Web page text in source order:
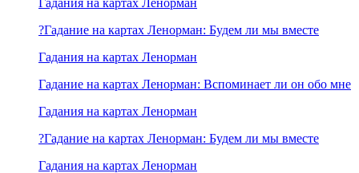
Гадания на картах Ленорман
?Гадание на картах Ленорман: Будем ли мы вместе
Гадания на картах Ленорман
Гадание на картах Ленорман: Вспоминает ли он обо мне
Гадания на картах Ленорман
?Гадание на картах Ленорман: Будем ли мы вместе
Гадания на картах Ленорман